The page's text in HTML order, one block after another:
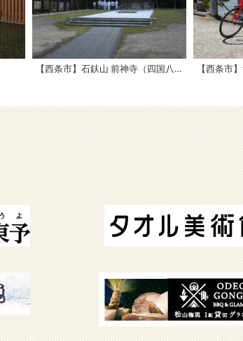
【西条市】石鈇山 前神寺（四国八十八箇所霊場 64番札所） 【西条市